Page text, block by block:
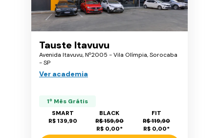
Tauste Itavuvu
Avenida Itavuvu, Nº2005 - Vila Olímpia, Sorocaba
- SP
Ver academia
1º Mês Grátis
SMART
R$ 139,90
BLACK
R$ 159,90
R$ 0,00*
FIT
R$ 119,90
R$ 0,00*